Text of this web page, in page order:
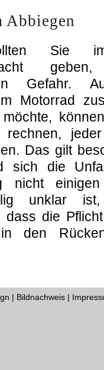
Abbiegen
Sie
acht
in Gefahr.
Motorrad
rechnen,
Das gilt
sich die
nicht
unklar
dass die
den
| Bildnachweis |